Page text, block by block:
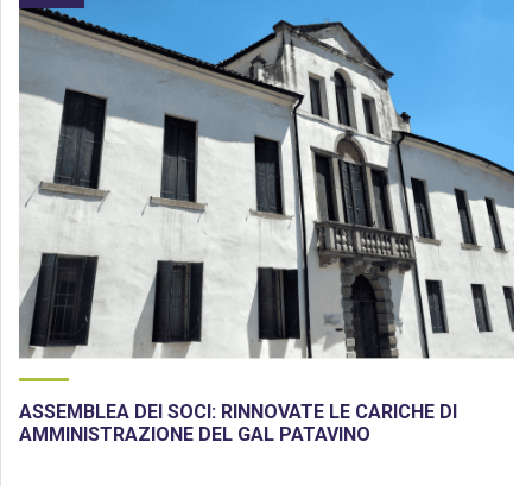
ASSEMBLEA DEI SOCI: RINNOVATE LE CARICHE DI
AMMINISTRAZIONE DEL GAL PATAVINO